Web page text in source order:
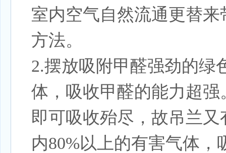
室内空气自然流通更替
方法。
2.摆放吸附甲醛强劲的绿
体，吸收甲醛的能力超
即可吸收殆尽，故吊兰
内80%以上的有害气体